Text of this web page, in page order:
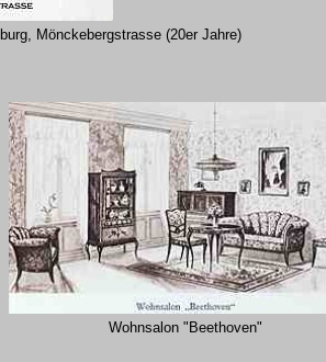
Mönckebergstrasse (20er Jahre)
Wohnsalon "Beethoven"